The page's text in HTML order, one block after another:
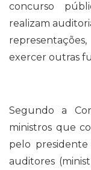
concurso
realizam
exercer outras
Segundo a
ministros que
pelo
auditores